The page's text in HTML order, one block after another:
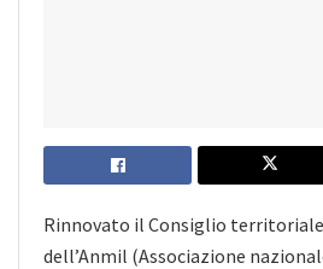
Rinnovato il Consiglio territoriale
dell’Anmil (Associazione